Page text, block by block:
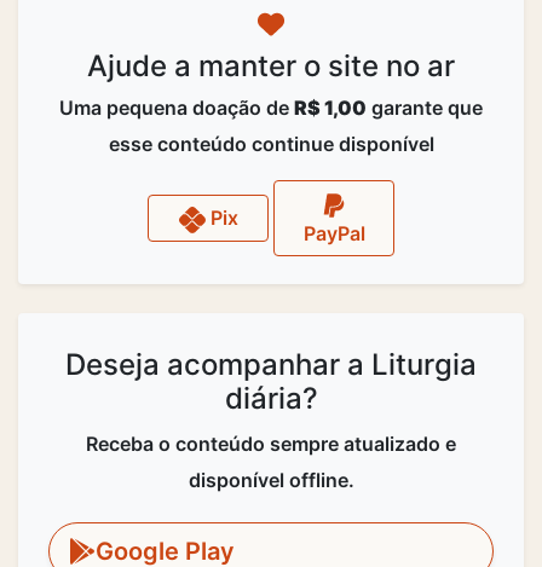
Ajude a manter o site no ar
Uma pequena doação de R$ 1,00 garante que
esse conteúdo continue disponível
Pix
PayPal
Deseja acompanhar a Liturgia
diária?
Receba o conteúdo sempre atualizado e
disponível offline.
Google Play